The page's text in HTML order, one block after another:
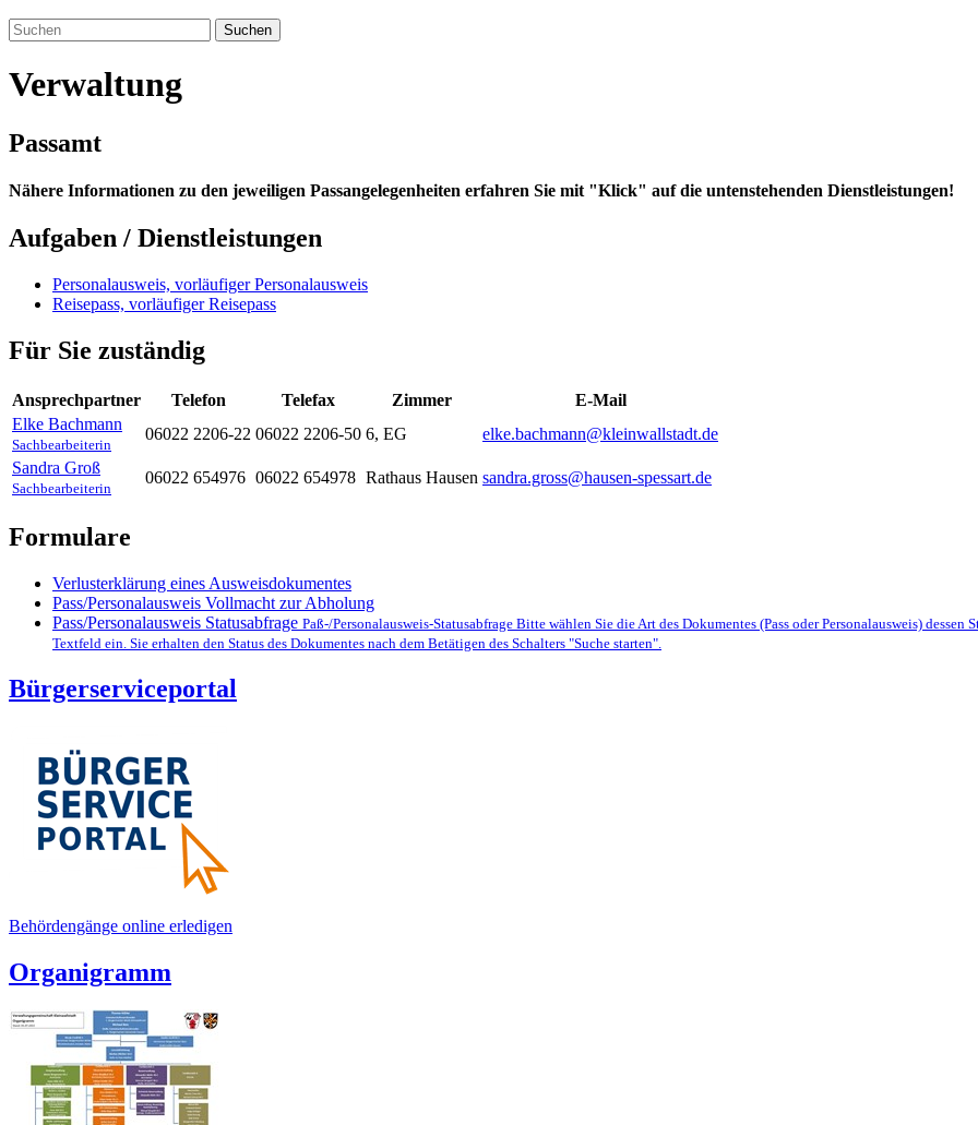
Suchen
Verwaltung
Passamt
Nähere Informationen zu den jeweiligen Passangelegenheiten erfahren Sie mit "Klick" auf die untenstehenden Dienstleistungen!
Aufgaben / Dienstleistungen
Personalausweis, vorläufiger Personalausweis
Reisepass, vorläufiger Reisepass
Für Sie zuständig
Ansprechpartner Telefon Telefax Zimmer
E-Mail
Elke Bachmann
Sachbearbeiterin
06022 2206-22 06022 2206-50 6, EG
elke.bachmann@kleinwallstadt.de
Sandra Groß
Sachbearbeiterin
06022 654976 06022 654978 Rathaus Hausen sandra.gross@hausen-spessart.de
Formulare
Verlusterklärung eines Ausweisdokumentes
Pass/Personalausweis Vollmacht zur Abholung
Pass/Personalausweis Statusabfrage Paß-/Personalausweis-Statusabfrage Bitte wählen Sie die Art des Dokumentes (Pass oder Personalausweis)
Textfeld ein. Sie erhalten den Status des Dokumentes nach dem Betätigen des Schalters "Suche starten".
Bürgerserviceportal
Behördengänge online erledigen
Organigramm